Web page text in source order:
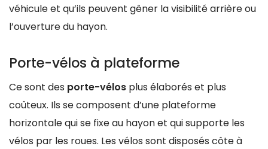
véhicule et qu’ils peuvent gêner la visibilité arrière ou
l’ouverture du hayon.
Porte-vélos à plateforme
Ce sont des porte-vélos plus élaborés et plus
coûteux. Ils se composent d’une plateforme
horizontale qui se fixe au hayon et qui supporte les
vélos par les roues. Les vélos sont disposés côte à